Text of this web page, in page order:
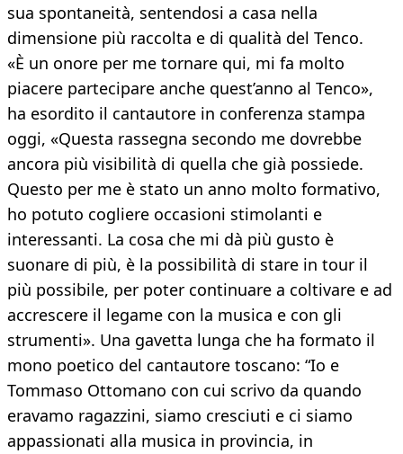
sua spontaneità, sentendosi a casa nella
dimensione più raccolta e di qualità del Tenco.
«È un onore per me tornare qui, mi fa molto
piacere partecipare anche quest’anno al Tenco»,
ha esordito il cantautore in conferenza stampa
oggi, «Questa rassegna secondo me dovrebbe
ancora più visibilità di quella che già possiede.
Questo per me è stato un anno molto formativo,
ho potuto cogliere occasioni stimolanti e
interessanti. La cosa che mi dà più gusto è
suonare di più, è la possibilità di stare in tour il
più possibile, per poter continuare a coltivare e ad
accrescere il legame con la musica e con gli
strumenti». Una gavetta lunga che ha formato il
mono poetico del cantautore toscano: “Io e
Tommaso Ottomano con cui scrivo da quando
eravamo ragazzini, siamo cresciuti e ci siamo
appassionati alla musica in provincia, in